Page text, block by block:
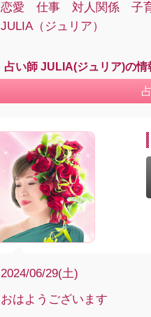
恋愛 仕事 対人関係 子育
JULIA（ジュリア）
占い師 JULIA(ジュリア)の情
2024/06/29(土)
おはようございます